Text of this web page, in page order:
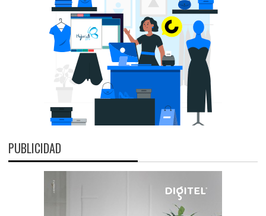
PUBLICIDAD